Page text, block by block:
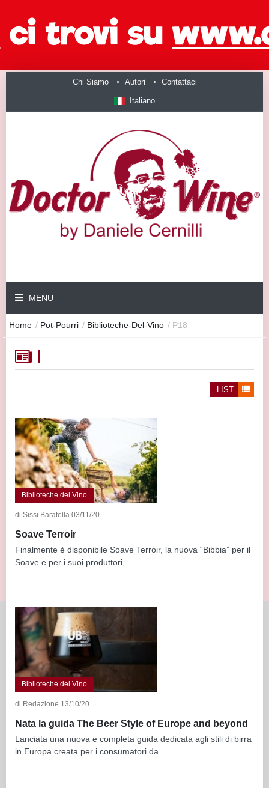
Chi Siamo Autori Contattaci
Italiano
MENU
Home / Pot-Pourri / Biblioteche-Del-Vino / P18
LIST
Biblioteche del Vino
di Sissi Baratella 03/11/20
Soave Terroir
Finalmente è disponibile Soave Terroir, la nuova “Bibbia” per il
Soave e per i suoi produttori,...
Biblioteche del Vino
di Redazione 13/10/20
Nata la guida The Beer Style of Europe and beyond
Lanciata una nuova e completa guida dedicata agli stili di birra
in Europa creata per i consumatori da...